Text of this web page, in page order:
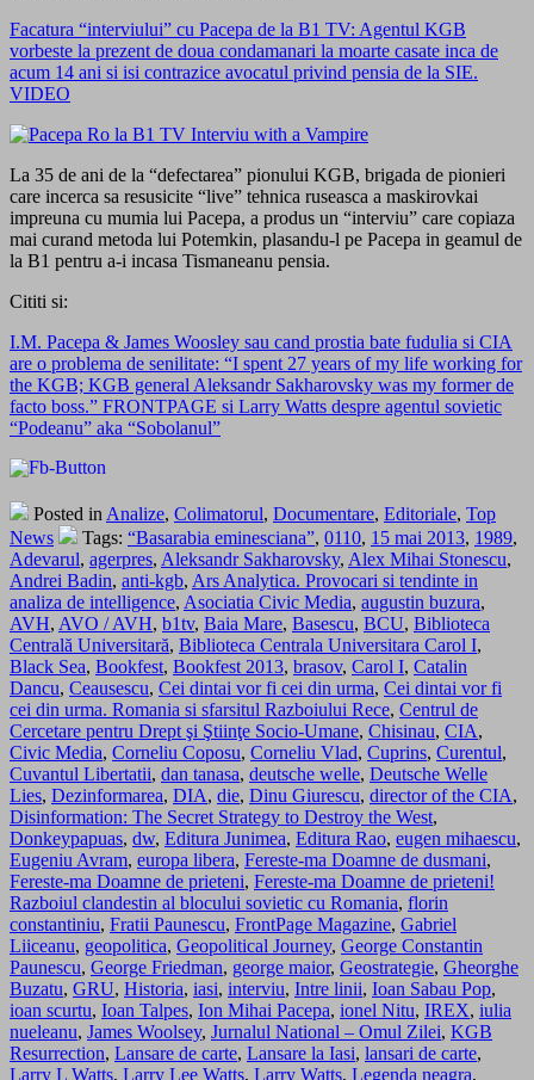
Facatura “interviului” cu Pacepa de la B1 TV: Agentul KGB
vorbeste la prezent de doua condamanari la moarte casate inca de
acum 14 ani si isi contrazice avocatul privind pensia de la SIE.
VIDEO
La 35 de ani de la “defectarea” pionului KGB, brigada de pionieri
care incerca sa resusicite “live” tehnica ruseasca a maskirovkai
impreuna cu mumia lui Pacepa, a produs un “interviu” care copiaza
mai curand metoda lui Potemkin, plasandu-l pe Pacepa in geamul de
la B1 pentru a-i incasa Tismaneanu pensia.
Cititi si:
I.M. Pacepa & James Woosley sau cand prostia bate fudulia si CIA
are o problema de senilitate: “I spent 27 years of my life working for
the KGB; KGB general Aleksandr Sakharovsky was my former de
facto boss.” FRONTPAGE si Larry Watts despre agentul sovietic
“Podeanu” aka “Sobolanul”
Posted in Analize, Colimatorul, Documentare, Editoriale, Top
News
Tags: “Basarabia eminesciana”, 0110, 15 mai 2013, 1989,
Adevarul, agerpres, Aleksandr Sakharovsky, Alex Mihai Stonescu,
Andrei Badin, anti-kgb, Ars Analytica. Provocari si tendinte in
analiza de intelligence, Asociatia Civic Media, augustin buzura,
AVH, AVO / AVH, b1tv, Baia Mare, Basescu, BCU, Biblioteca
Centrală Universitară, Biblioteca Centrala Universitara Carol I,
Black Sea, Bookfest, Bookfest 2013, brasov, Carol I, Catalin
Dancu, Ceausescu, Cei dintai vor fi cei din urma, Cei dintai vor fi
cei din urma. Romania si sfarsitul Razboiului Rece, Centrul de
Cercetare pentru Drept şi Ştiinţe Socio-Umane, Chisinau, CIA,
Civic Media, Corneliu Coposu, Corneliu Vlad, Cuprins, Curentul,
Cuvantul Libertatii, dan tanasa, deutsche welle, Deutsche Welle
Lies, Dezinformarea, DIA, die, Dinu Giurescu, director of the CIA,
Disinformation: The Secret Strategy to Destroy the West,
Donkeypapuas, dw, Editura Junimea, Editura Rao, eugen mihaescu,
Eugeniu Avram, europa libera, Fereste-ma Doamne de dusmani,
Fereste-ma Doamne de prieteni, Fereste-ma Doamne de prieteni!
Razboiul clandestin al blocului sovietic cu Romania, florin
constantiniu, Fratii Paunescu, FrontPage Magazine, Gabriel
Liiceanu, geopolitica, Geopolitical Journey, George Constantin
Paunescu, George Friedman, george maior, Geostrategie, Gheorghe
Buzatu, GRU, Historia, iasi, interviu, Intre linii, Ioan Sabau Pop,
ioan scurtu, Ioan Talpes, Ion Mihai Pacepa, ionel Nitu, IREX, iulia
nueleanu, James Woolsey, Jurnalul National – Omul Zilei, KGB
Resurrection, Lansare de carte, Lansare la Iasi, lansari de carte,
Larry L Watts, Larry Lee Watts, Larry Watts, Legenda neagra,